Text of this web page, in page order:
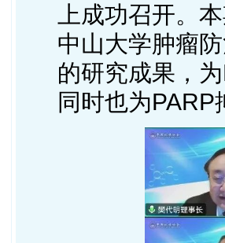
上成功召开。
中山大学肿瘤
的研究成果，
同时也为